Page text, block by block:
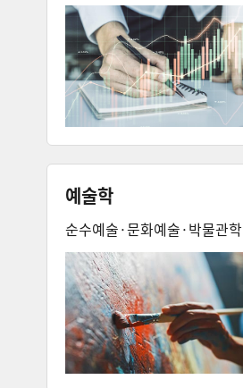
예술학
순수예술·문화예술·박물관학